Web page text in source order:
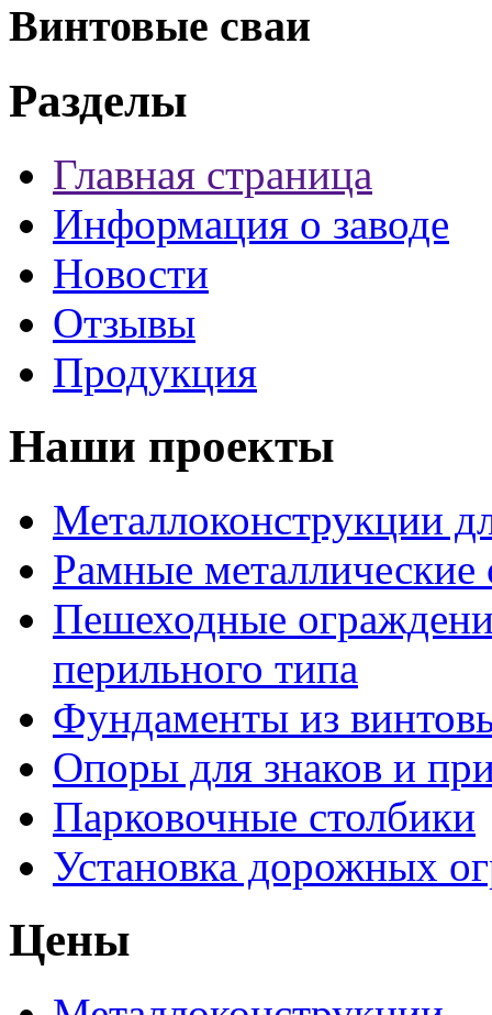
Винтовые сваи
Разделы
Главная страница
Информация о заводе
Новости
Отзывы
Продукция
Наши проекты
Металлоконструкции
Рамные
Пешеходные
перильного типа
Фундаменты из
Опоры для знаков и
Парковочные столбики
Установка дорожных
Цены